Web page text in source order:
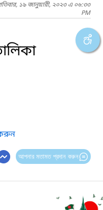
১৯ জানুয়ারী, ২০২৩ এ ০৬:৩৩
PM
আপনার মতামত প্রদান করুন